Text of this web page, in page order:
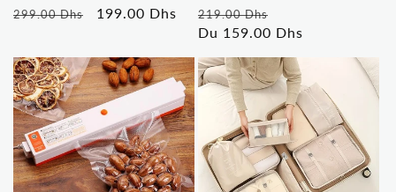
Prix
299.00 Dhs
Prix
199.00 Dhs
Prix
habituel
219.00 Dhs
soldé
Du 159.00 Dhs